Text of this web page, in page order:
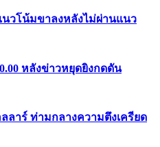
วโน้มขาลงหลังไม่ผ่านแนว
หลังข่าวหยุดยิงกดดัน
ลาร์ ท่ามกลางความตึงเครียด